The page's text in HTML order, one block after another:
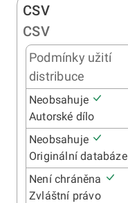
CSV
CSV
Podmínky užití
distribuce
Neobsahuje
Autorské dílo
Neobsahuje
Originální databáze
Není chráněna
Zvláštní právo